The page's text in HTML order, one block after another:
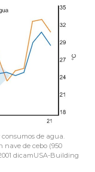
de agua.
nave de cebo (950
dicamUSA-Building